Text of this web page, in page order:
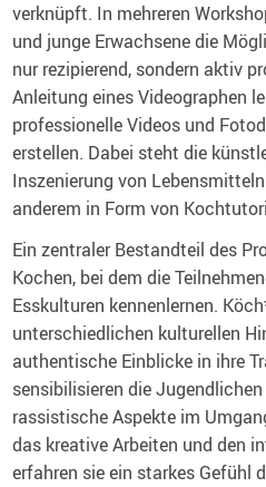
verknüpft. In mehreren
und junge Erwachsene die
nur rezipierend, sondern aktiv
Anleitung eines Videographen
professionelle Videos und
erstellen. Dabei steht die
Inszenierung von
anderem in Form von
Ein zentraler Bestandteil des
Kochen, bei dem die
Esskulturen kennenlernen.
unterschiedlichen kulturellen
authentische Einblicke in ihre
sensibilisieren die
rassistische Aspekte im
das kreative Arbeiten und den
erfahren sie ein starkes Gefühl